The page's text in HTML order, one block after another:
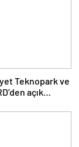
Teknopark ve
açık